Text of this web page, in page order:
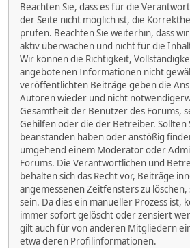
Beachten Sie, dass es für die
der Seite nicht möglich ist, die
prüfen. Beachten Sie weiterhin, dass
aktiv überwachen und nicht für die
Wir können die Richtigkeit,
angebotenen Informationen nicht
veröffentlichten Beiträge geben die
Autoren wieder und nicht
Gesamtheit der Benutzer des Forums,
Gehilfen oder die der Betreiber. Sollten
beanstanden haben oder anstößig
umgehend einem Moderator oder
Forums. Die Verantwortlichen und
behalten sich das Recht vor, Beiträge
angemessenen Zeitfensters zu
sein. Da dies ein manueller Prozess ist,
immer sofort gelöscht oder zensiert
gilt auch für von anderen Mitgliedern
etwa deren Profilinformationen.